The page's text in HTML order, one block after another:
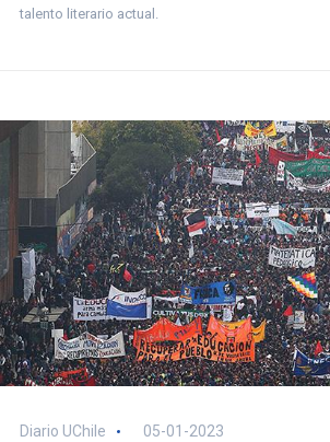
talento literario actual.
Diario UChile 05-01-2023